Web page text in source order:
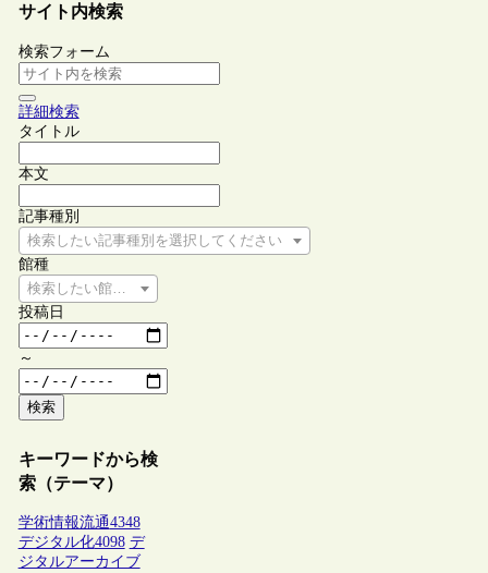
サイト内検索
検索フォーム
詳細検索
タイトル
本文
記事種別
検索したい記事種別を選択してください
館種
検索したい館種を選択してください
投稿日
～
検索
キーワードから検
索（テーマ）
学術情報流通4348
デジタル化4098 デ
ジタルアーカイブ